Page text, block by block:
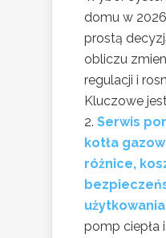
domu w
prostą
obliczu
regulacji i
Kluczowe
Serwis
kotła
różnice,
użytkowania
pomp ciepła